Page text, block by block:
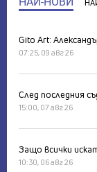
Gito Art:
07:25, 09 авг 26
След последния
15:00, 07 авг 26
Защо всички
10:30, 06 авг 26